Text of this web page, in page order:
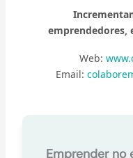
emprendedores,
Web:
Email:
Emprender no